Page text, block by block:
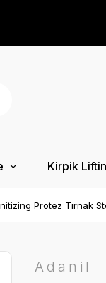
Kirpik
Protez Tırnak
Adanil